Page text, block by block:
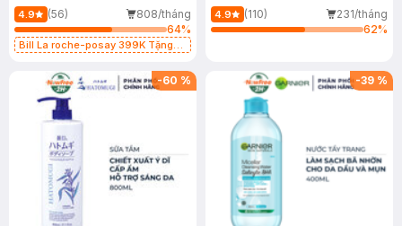
Dụng 40ml
4.9 (56)
808/tháng
64%
Bill La roche-posay 399K Tặng
(SL có hạn)
40ml
4.9 (110)
231/tháng
62%
-60 % -39 %